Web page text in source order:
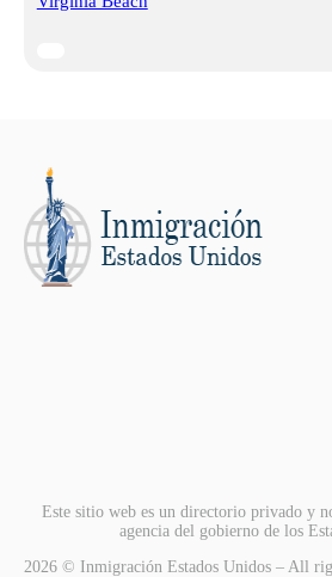
Este sitio web es un directorio privado y
agencia del gobierno de los
2026 © Inmigración Estados Unidos – All